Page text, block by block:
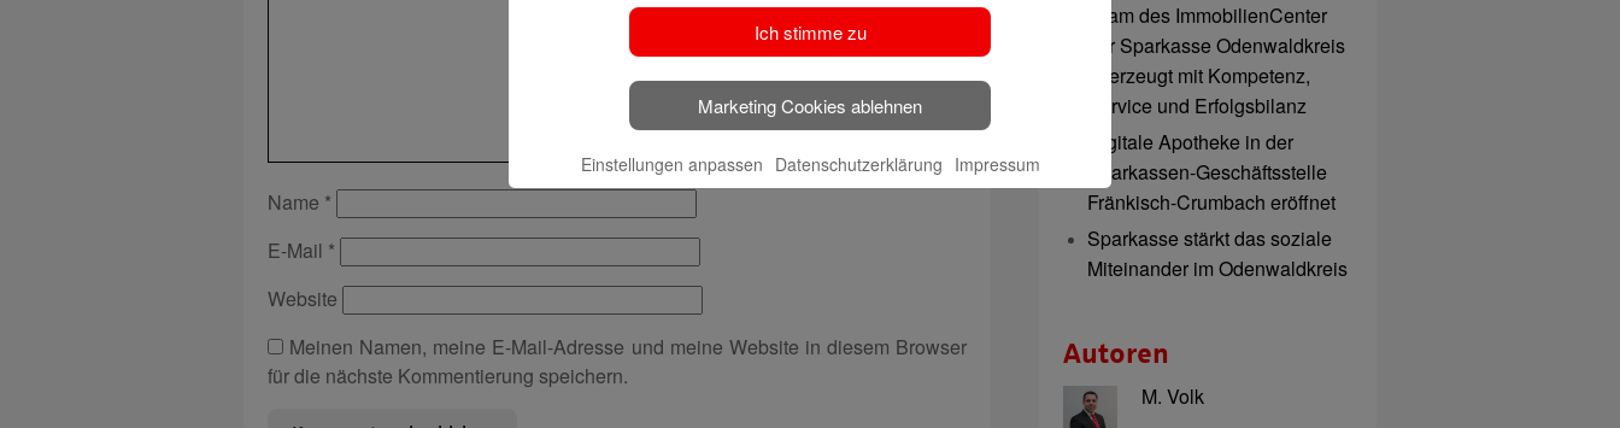
Name *
E-Mail *
Website
Meinen Namen, meine E-Mail-Adresse und meine Website in diesem Browser
für die nächste Kommentierung speichern.
Team des ImmobilienCenter
der Sparkasse Odenwaldkreis
überzeugt mit Kompetenz,
Service und Erfolgsbilanz
Digitale Apotheke in der
Sparkassen-Geschäftsstelle
Fränkisch-Crumbach eröffnet
Sparkasse stärkt das soziale
Miteinander im Odenwaldkreis
Autoren
M. Volk
Ich stimme zu
Marketing Cookies ablehnen
Einstellungen anpassen Datenschutzerklärung Impressum